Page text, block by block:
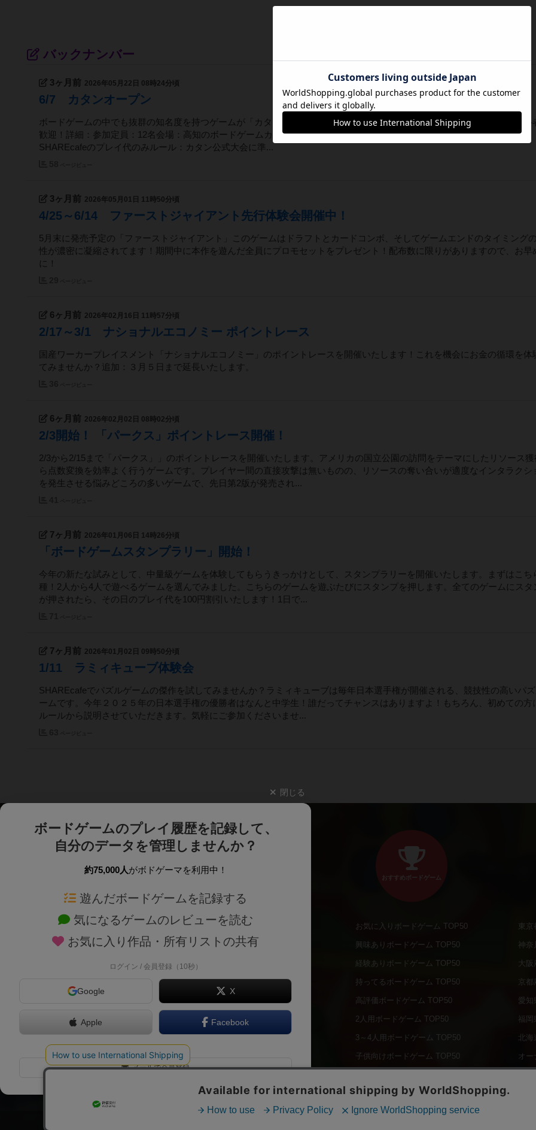
バックナンバー
3ヶ月前 2026年05月22日 08時24分頃
6/7 カタンオープン
ボードゲームの中でも抜群の知名度を持つゲームが「カタン」を楽しんでみませんか？ルール説明から行いますので、初心
歓迎！詳細：参加定員：12名会場：高知のボードゲームカフェSHAREcafe（高知市本町2-1-15安藤ビル2階）参加費：
SHAREcafeのプレイ代のみルール：カタン公式大会に準...
3ヶ月前 2026年05月01日 11時50分頃
4/25～6/14 ファーストジャイアント先行体験会開催中！
5月末に発売予定の「ファーストジャイアント」このゲームはドラフトとカードコンボ、そしてゲームエンドのタイミング
性が濃密に凝縮されてます！期間中に本作を遊んだ全員にプロモセットをプレゼント！配布数に限りがありますので、お早
に！
6ヶ月前 2026年02月16日 11時57分頃
2/17～3/1 ナショナルエコノミー ポイントレース
国産ワーカープレイスメント「ナショナルエコノミー」のポイントレースを開催いたします！これを機会にお金の循環を体
てみませんか？追加：３月５日まで延長いたします。
6ヶ月前 2026年02月02日 08時02分頃
2/3開始！ 「パークス」ポイントレース開催！
2/3から2/15まで「パークス」」のポイントレースを開催いたします。アメリカの国立公園の訪問をテーマにしたリソース獲
ら点数変換を効率よく行うゲームです。プレイヤー間の直接攻撃は無いものの、リソースの奪い合いが適度なインタラクシ
を発生させる悩みどころの多いゲームで、先日第2版が発売され...
7ヶ月前 2026年01月06日 14時26分頃
「ボードゲームスタンプラリー」開始！
今年の新たな試みとして、中量級ゲームを体験してもらうきっかけとして、スタンプラリーを開催いたします。まずはこち
種！2人から4人で遊べるゲームを選んでみました。こちらのゲームを遊ぶたびにスタンプを押します。全てのゲームにスタ
が押されたら、その日のプレイ代を100円割引いたします！1日で...
7ヶ月前 2026年01月02日 09時50分頃
1/11 ラミィキューブ体験会
SHAREcafeでパズルゲームの傑作を試してみませんか？ラミィキューブは毎年日本選手権が開催される、競技性の高いパ
ームです。今年２０２５年の日本選手権の優勝者はなんと中学生！誰だってチャンスはありますよ！もちろん、初めての方
ルールから説明させていただきます。気軽にご参加くださいませ...
閉じる
ボードゲームのプレイ履歴を記録して、
自分のデータを管理しませんか？
約75,000人がボドゲーマを利用中！
遊んだボードゲームを記録する
気になるゲームのレビューを読む
お気に入り作品・所有リストの共有
ログイン / 会員登録（10秒）
Google X
Apple Facebook
または
メールで会員登録
ボードゲームを検索する
ボードゲームの新着レビュー
ボドとも・会員一覧
ボードゲーム業界コラム
ボドゲーマご利用案内
新作・再入荷情報
定番ボードゲームの通販商品
国産ボードゲームの通販商品
子供向けボードゲームの通販商品
20分以下のボードゲームの通販商品
60分以上のボードゲームの通販商品
割引購入！ボドクーポンについて
おすすめボードゲーム
お気に入りボードゲーム TOP50
興味ありボードゲーム TOP50
経験ありボードゲーム TOP50
持ってるボードゲーム TOP50
高評価ボードゲーム TOP50
2人用ボードゲーム TOP50
3～4人用ボードゲーム TOP50
子供向けボードゲーム TOP50
東京
神奈
大阪
京
愛知
福岡
北海
オ